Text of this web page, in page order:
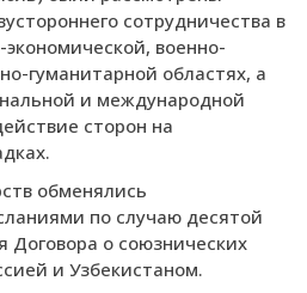
сотрудничества в
военно-
гуманитарной областях, а
и международной
сторон на
обменялись
по случаю десятой
о союзнических
и Узбекистаном.